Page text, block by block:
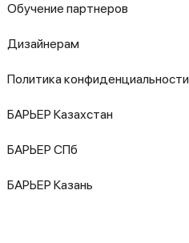
Обучение партнеров
Дизайнерам
Политика конфиденциальности
БАРЬЕР Казахстан
БАРЬЕР СПб
БАРЬЕР Казань